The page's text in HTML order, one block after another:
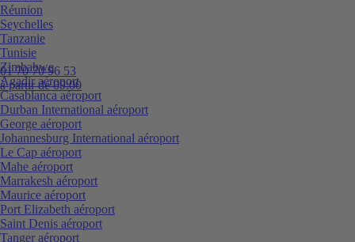
01 70 70 96 53
à partir de 09:00
Réunion
Seychelles
Tanzanie
Tunisie
Zimbabwe
Agadir aéroport
Casablanca aéroport
Durban International aéroport
George aéroport
Johannesburg International aéroport
Le Cap aéroport
Mahe aéroport
Marrakesh aéroport
Maurice aéroport
Port Elizabeth aéroport
Saint Denis aéroport
Tanger aéroport